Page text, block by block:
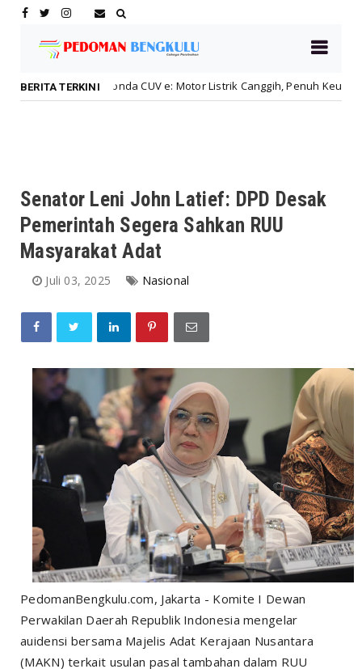
BERITA TERKINI
honda Honda CUV e: Motor Listrik Canggih, Penuh Keunggulan
Senator Leni John Latief: DPD Desak
Pemerintah Segera Sahkan RUU
Masyarakat Adat
Juli 03, 2025 Nasional
PedomanBengkulu.com, Jakarta - Komite I Dewan
Perwakilan Daerah Republik Indonesia mengelar
auidensi bersama Majelis Adat Kerajaan Nusantara
(MAKN) terkait usulan pasal tambahan dalam RUU